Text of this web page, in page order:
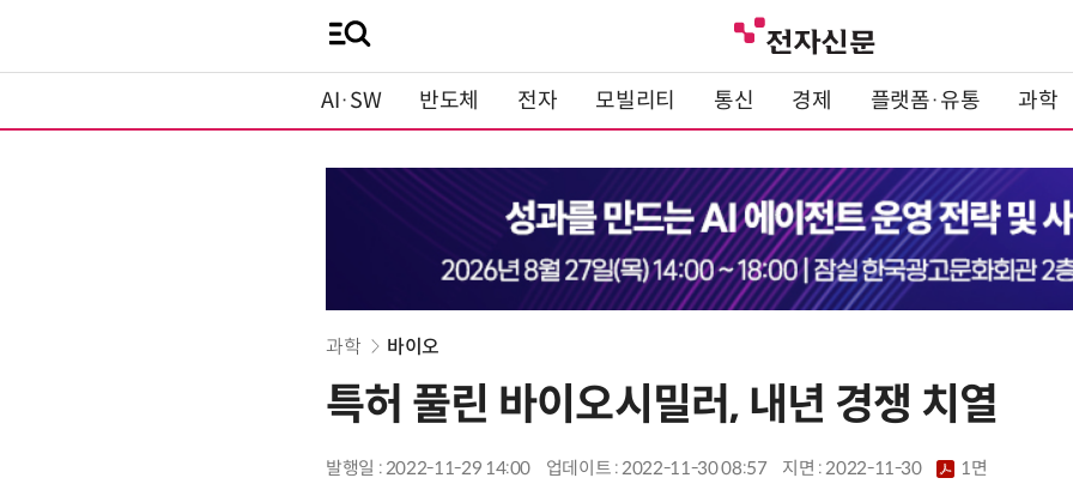
AI·SW 반도체 전자 모빌리티 통신 경제 플랫폼·유통 과학
과학 바이오
특허 풀린 바이오시밀러, 내년 경쟁 치열
발행일 : 2022-11-29 14:00 업데이트 : 2022-11-30 08:57 지면 :2022-11-30 1면